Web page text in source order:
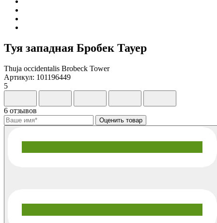
Туя западная Бробек Тауер
Thuja occidentalis Brobeck Tower
Артикул: 101196449
5
6 отзывов